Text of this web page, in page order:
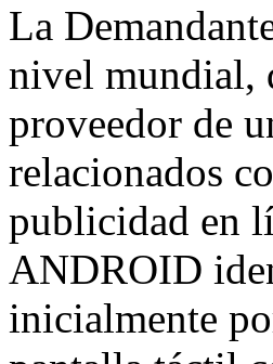
La
nivel mundial,
proveedor de
relacionados
publicidad en
ANDROID
inicialmente